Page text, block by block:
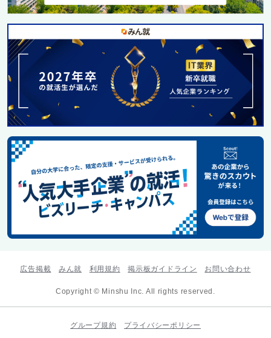
広告掲載 みん就 利用規約 掲示板ガイドライン お問い合わせ
Copyright © Minshu Inc. All rights reserved.
グループ規約 プライバシーポリシー